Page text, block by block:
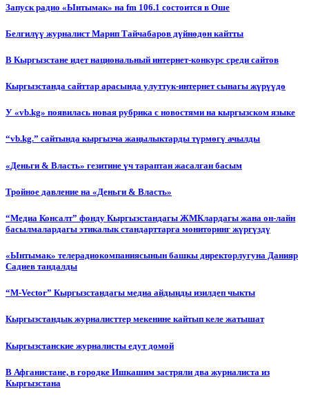
Запуск радио «Ынтымак» на fm 106.1 состоится в Оше
Белгилүү журналист Марип Тайчабаров дүйнөдөн кайтты
В Кыргызстане идет национальный интернет-конкурс среди сайтов
Кыргызстанда сайттар арасында улуттук-интернет сынагы жүрүүдө
У «vb.kg» появилась новая рубрика с новостями на кыргызском языке
“vb.kg.” сайтында кыргызча жаңылыктарды түрмөгү ачылды
«Деньги & Власть» гезитине үч тараптан жасалган басым
Тройное давление на «Деньги & Власть»
“Медиа Консалт” фонду Кыргызстандагы ЖМКлардагы жана он-лайн
басылмалардагы этикалык стандарттарга мониторинг жүргүздү
«Ынтымак» телерадиокомпаниясынын башкы директорлугуна Данияр
Садиев тандалды
“М-Vector” Кыргызстандагы медиа айдыңды изилдеп чыкты
Кыргызстандык журналисттер мекенине кайтып келе жатышат
Кыргызстанские журналисты едут домой
В Афганистане, в городке Ишкашим застряли два журналиста из
Кыргызстана